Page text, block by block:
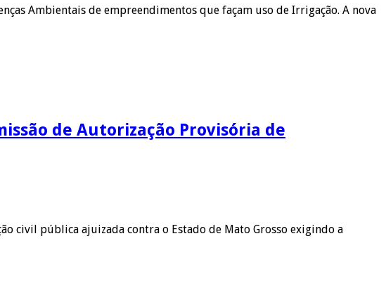
Ambientais de empreendimentos que façam uso de Irrigação. A nova
de Autorização Provisória de
civil pública ajuizada contra o Estado de Mato Grosso exigindo a